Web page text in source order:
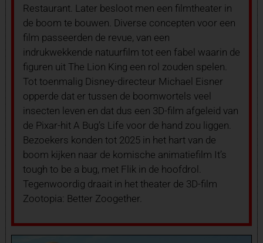
Restaurant. Later besloot men een filmtheater in
de boom te bouwen. Diverse concepten voor een
film passeerden de revue, van een
indrukwekkende natuurfilm tot een fabel waarin de
figuren uit The Lion King een rol zouden spelen.
Tot toenmalig Disney-directeur Michael Eisner
opperde dat er tussen de boomwortels veel
insecten leven en dat dus een 3D-film afgeleid van
de Pixar-hit A Bug’s Life voor de hand zou liggen.
Bezoekers konden tot 2025 in het hart van de
boom kijken naar de komische animatiefilm It’s
tough to be a bug, met Flik in de hoofdrol.
Tegenwoordig draait in het theater de 3D-film
Zootopia: Better Zoogether.